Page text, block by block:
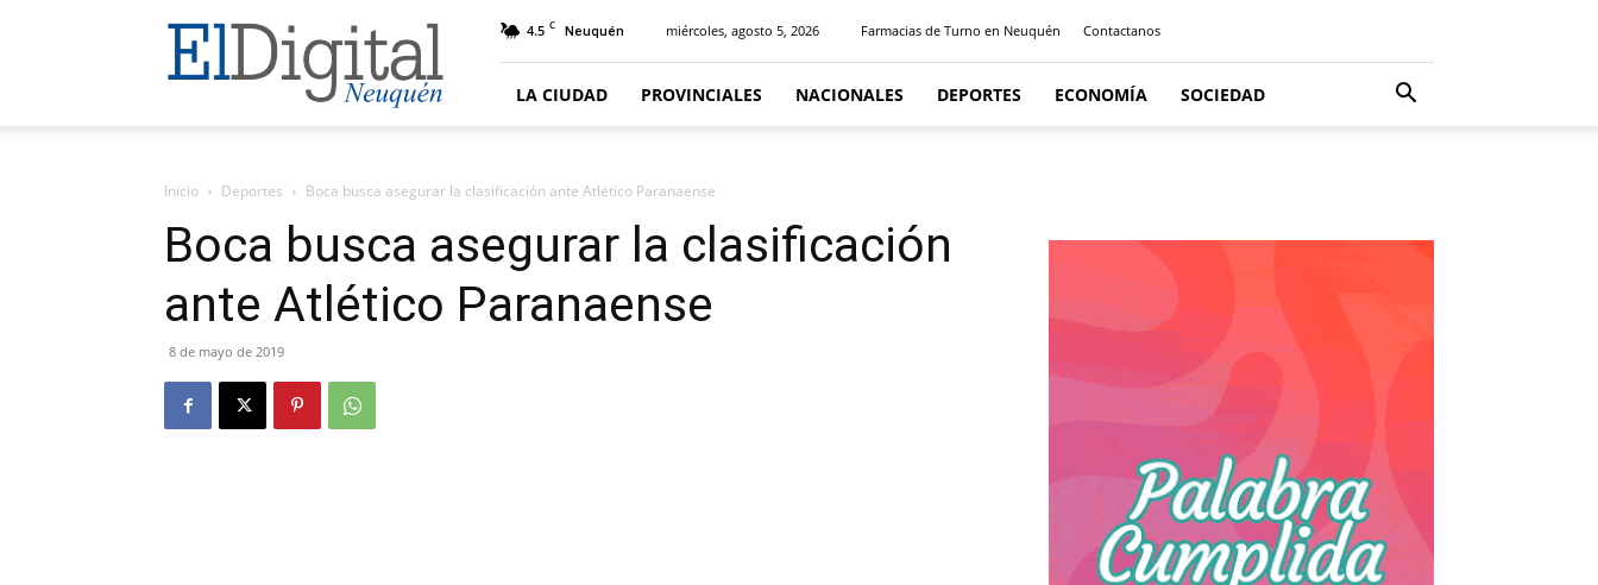
El
Digital
Neuquen
4.5 C Neuquén miércoles, agosto 5, 2026 Farmacias de Turno en Neuquén Contactanos
LA CIUDAD PROVINCIALES NACIONALES DEPORTES ECONOMÍA SOCIEDAD
Inicio Deportes Boca busca asegurar la clasificación ante Atlético Paranaense
Boca busca asegurar la clasificación
ante Atlético Paranaense
8 de mayo de 2019